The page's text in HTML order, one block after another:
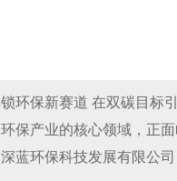
环保新赛道 在双碳目标
保产业的核心领域，正
蓝环保科技发展有限公